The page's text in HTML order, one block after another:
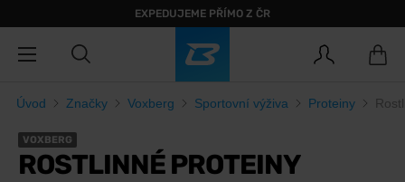
EXPEDUJEME PŘÍMO Z ČR
Úvod Značky Voxberg Sportovní výživa Proteiny
VOXBERG
ROSTLINNÉ PROTEINY